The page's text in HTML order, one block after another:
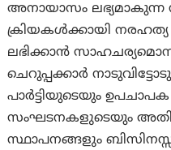
അനായാസം ലഭ്യമാകുന്ന
ക്രിയകൾക്കായി
ലഭിക്കാൻ
ചെറുപ്പക്കാർ
പാർട്ടിയുടെയും ഉപചാപക
സംഘടനകളുടെയും
സ്ഥാപനങ്ങളും